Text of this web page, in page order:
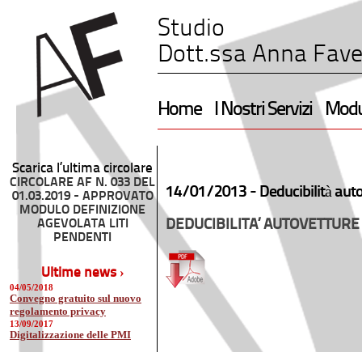
Studio
Dott.ssa Anna
Home I Nostri Servizi
Scarica l’ultima circolare
CIRCOLARE AF N. 033 DEL
01.03.2019 - APPROVATO
MODULO DEFINIZIONE
AGEVOLATA LITI
PENDENTI
Ultime news ›
04/05/2018
Convegno gratuito sul nuovo
regolamento privacy
13/09/2017
Digitalizzazione delle PMI
14/01/2013 - Deducibilità
DEDUCIBILITA’